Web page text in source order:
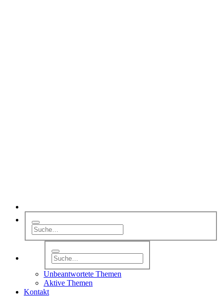
Unbeantwortete Themen
Aktive Themen
Kontakt